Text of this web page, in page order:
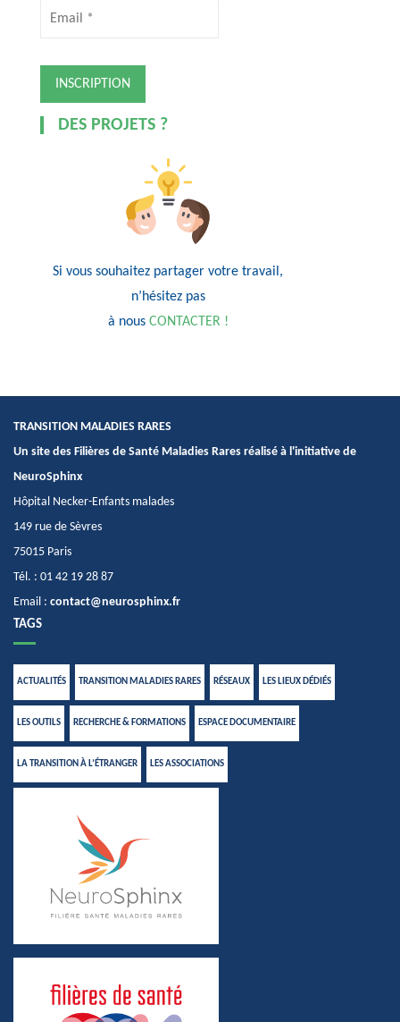
DES PROJETS ?
Si vous souhaitez partager votre travail,
n’hésitez pas
à nous CONTACTER !
TRANSITION MALADIES RARES
Un site des Filières de Santé Maladies Rares réalisé à l'initiative de
NeuroSphinx
Hôpital Necker-Enfants malades
149 rue de Sèvres
75015 Paris
Tél. : 01 42 19 28 87
Email : contact@neurosphinx.fr
TAGS
ACTUALITÉS TRANSITION MALADIES RARES RÉSEAUX LES LIEUX DÉDIÉS
LES OUTILS RECHERCHE & FORMATIONS ESPACE DOCUMENTAIRE
LA TRANSITION À L’ÉTRANGER LES ASSOCIATIONS